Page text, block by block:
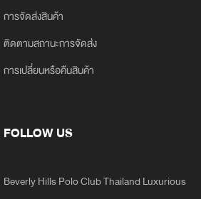
การจัดส่งสินค้า
ติดตามสถานะการจัดส่ง
การเปลี่ยนหรือคืนสินค้า
FOLLOW US
Beverly Hills Polo Club Thailand Luxurious